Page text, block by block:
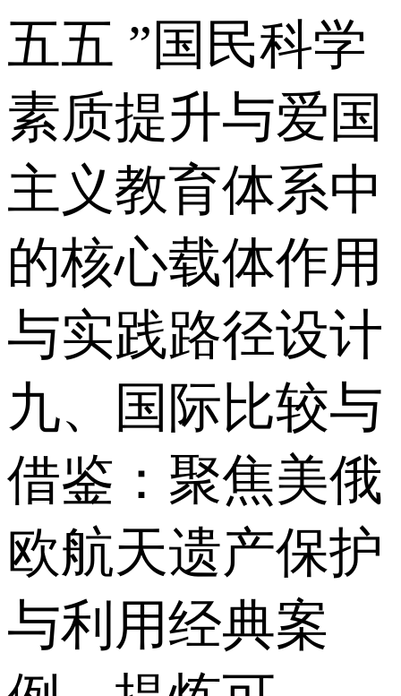
五五 ”国民科学
素质提升与爱国
主义教育体系中
的核心载体作用
与实践路径设计
九、国际比较与
借鉴：聚焦美俄
欧航天遗产保护
与利用经典案